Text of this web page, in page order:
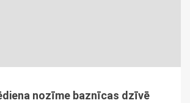
nozīme baznīcas dzīvē